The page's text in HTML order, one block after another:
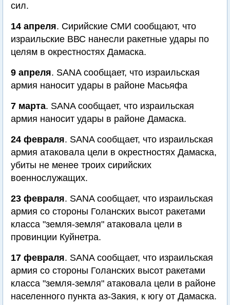
сил.
14 апреля. Сирийские СМИ сообщают, что
израильские ВВС нанесли ракетные удары по
целям в окрестностях Дамаска.
9 апреля. SANA сообщает, что израильская
армия наносит удары в районе Масьяфа
7 марта. SANA сообщает, что израильская
армия наносит удары в районе Дамаска.
24 февраля. SANA сообщает, что израильская
армия атаковала цели в окрестностях Дамаска,
убиты не менее троих сирийских
военнослужащих.
23 февраля. SANA сообщает, что израильская
армия со стороны Голанских высот ракетами
класса "земля-земля" атаковала цели в
провинции Куйнетра.
17 февраля. SANA сообщает, что израильская
армия со стороны Голанских высот ракетами
класса "земля-земля" атаковала цели в районе
населенного пункта аз-Закия, к югу от Дамаска.